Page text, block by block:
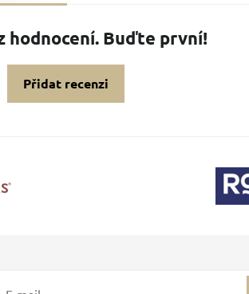
hodnocení. Buďte první!
Přidat recenzi